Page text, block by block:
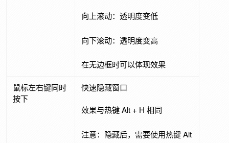
向上滚动：透明度变低
向下滚动：透明度变高
在无边框时可以体现效果
鼠标左右键同时
按下
快速隐藏窗口
效果与热键 Alt + H 相同
注意：隐藏后，需要使用热键 Alt